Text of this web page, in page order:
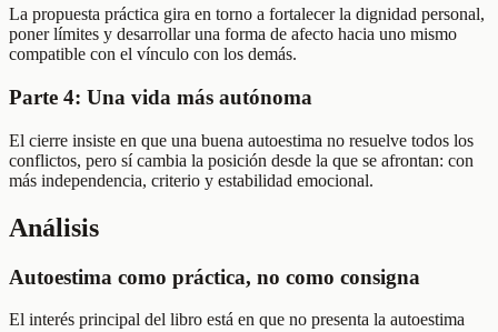
La propuesta práctica gira en torno a fortalecer la dignidad personal,
poner límites y desarrollar una forma de afecto hacia uno mismo
compatible con el vínculo con los demás.
Parte 4: Una vida más autónoma
El cierre insiste en que una buena autoestima no resuelve todos los
conflictos, pero sí cambia la posición desde la que se afrontan: con
más independencia, criterio y estabilidad emocional.
Análisis
Autoestima como práctica, no como consigna
El interés principal del libro está en que no presenta la autoestima